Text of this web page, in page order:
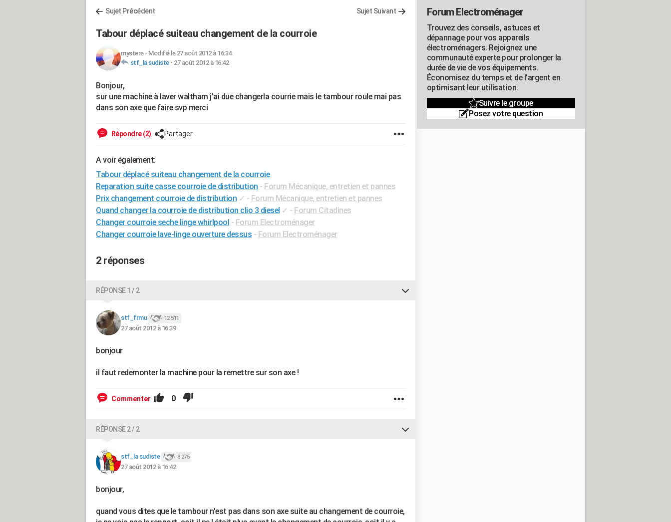
Sujet Précédent Sujet Suivant
Tabour déplacé suiteau changement de la courroie
mystere- Modifié le 27 août 2012 à 16:34
stf_la sudiste- 27 août 2012 à 16:42
Bonjour,
sur une machine à laver waltham j'ai due changerla courrie mais le tambour roule mai pas
dans son axe que faire svp merci
Répondre (2) Partager
A voir également:
Tabour déplacé suiteau changement de la courroie
Reparation suite casse courroie de distribution - Forum Mécanique, entretien et pannes
Prix changement courroie de distribution ✓ - Forum Mécanique, entretien et pannes
Quand changer la courroie de distribution clio 3 diesel ✓ - Forum Citadines
Changer courroie seche linge whirlpool - Forum Electroménager
Changer courroie lave-linge ouverture dessus - Forum Electroménager
2 réponses
RÉPONSE 1 / 2
stf_frmu 12 511
27 août 2012 à 16:39
bonjour
il faut redemonter la machine pour la remettre sur son axe !
Commenter 0
RÉPONSE 2 / 2
stf_la sudiste 8 275
27 août 2012 à 16:42
bonjour,
quand vous dites que le tambour n'est pas dans son axe suite au changement de courroie,
Forum Electroménager
Trouvez des conseils, astuces et
dépannage pour vos appareils
électroménagers. Rejoignez une
communauté experte pour prolonger la
durée de vie de vos équipements.
Économisez du temps et de l'argent en
optimisant leur utilisation.
Suivre le groupe
Posez votre question